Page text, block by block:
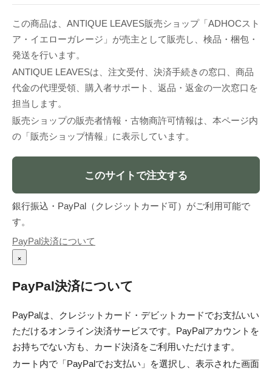
この商品は、ANTIQUE LEAVES販売ショップ「ADHOCスト
ア・イエローガレージ」が売主として販売し、検品・梱包・
発送を行います。
ANTIQUE LEAVESは、注文受付、決済手続きの窓口、商品
代金の代理受領、購入者サポート、返品・返金の一次窓口を
担当します。
販売ショップの販売者情報・古物商許可情報は、本ページ内
の「販売ショップ情報」に表示しています。
このサイトで注文する
銀行振込・PayPal（クレジットカード可）がご利用可能で
す。
PayPal決済について
×
PayPal決済について
PayPalは、クレジットカード・デビットカードでお支払いい
ただけるオンライン決済サービスです。PayPalアカウントを
お持ちでない方も、カード決済をご利用いただけます。
カート内で「PayPalでお支払い」を選択し、表示された画面